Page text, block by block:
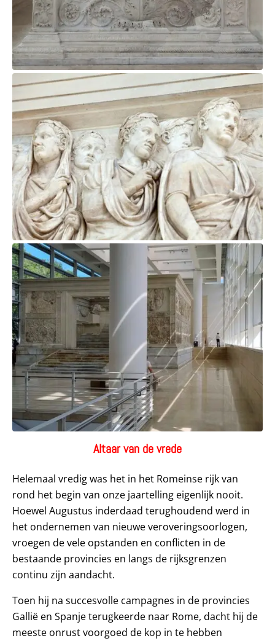
Altaar van de vrede
Helemaal vredig was het in het Romeinse rijk van
rond het begin van onze jaartelling eigenlijk nooit.
Hoewel Augustus inderdaad terughoudend werd in
het ondernemen van nieuwe veroveringsoorlogen,
vroegen de vele opstanden en conflicten in de
bestaande provincies en langs de rijksgrenzen
continu zijn aandacht.
Toen hij na succesvolle campagnes in de provincies
Gallië en Spanje terugkeerde naar Rome, dacht hij de
meeste onrust voorgoed de kop in te hebben